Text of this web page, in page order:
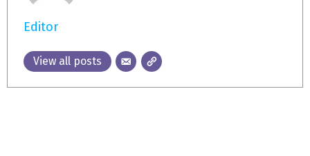
Editor
View all posts